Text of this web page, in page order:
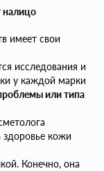
налицо
имеет свои
исследования и
у каждой марки
или типа
здоровье кожи
Конечно, она